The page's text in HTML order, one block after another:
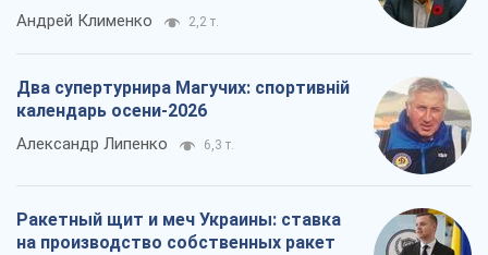
Андрей Клименко 2,2 т.
Два супертурнира Магучих: спортивній
календарь осени-2026
Александр Липенко 6,3 т.
Ракетный щит и меч Украины: ставка
на производство собственных ракет